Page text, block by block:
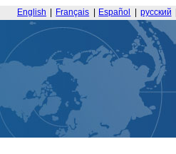
English Français Español русский